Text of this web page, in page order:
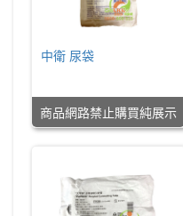
中衛 尿袋
商品網路禁止購買純展示